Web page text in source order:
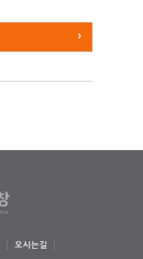
오시는길